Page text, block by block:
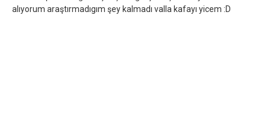
alıyorum araştırmadıgım şey kalmadı valla kafayı yicem :D